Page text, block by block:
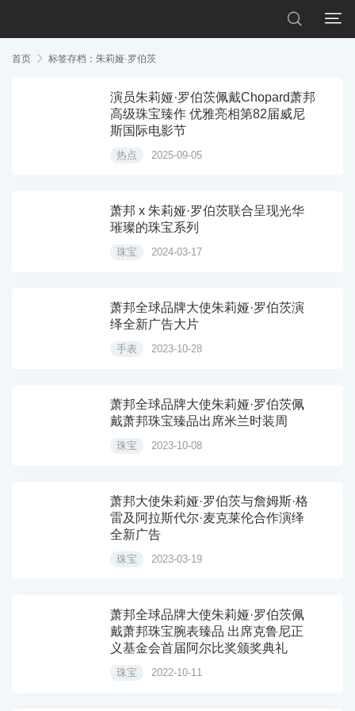


首页  标签存档：朱莉娅·罗伯茨
演员朱莉娅·罗伯茨佩戴Chopard萧邦
高级珠宝臻作 优雅亮相第82届威尼
斯国际电影节
热点 2025-09-05
萧邦 x 朱莉娅·罗伯茨联合呈现光华
璀璨的珠宝系列
珠宝 2024-03-17
萧邦全球品牌大使朱莉娅·罗伯茨演
绎全新广告大片
手表 2023-10-28
萧邦全球品牌大使朱莉娅·罗伯茨佩
戴萧邦珠宝臻品出席米兰时装周
珠宝 2023-10-08
萧邦大使朱莉娅·罗伯茨与詹姆斯·格
雷及阿拉斯代尔·麦克莱伦合作演绎
全新广告
珠宝 2023-03-19
萧邦全球品牌大使朱莉娅·罗伯茨佩
戴萧邦珠宝腕表臻品 出席克鲁尼正
义基金会首届阿尔比奖颁奖典礼
珠宝 2022-10-11